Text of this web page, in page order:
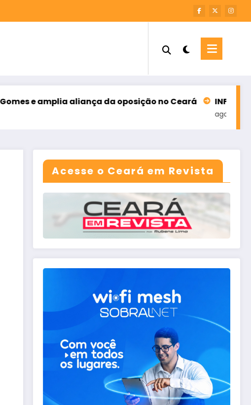
da oposição no Ceará INFORME – M7
Acesse o Ceará em Revista